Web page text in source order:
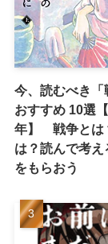
今、読むべき「
おすすめ 10選
年】 戦争とは
は？読んで考え
をもらおう